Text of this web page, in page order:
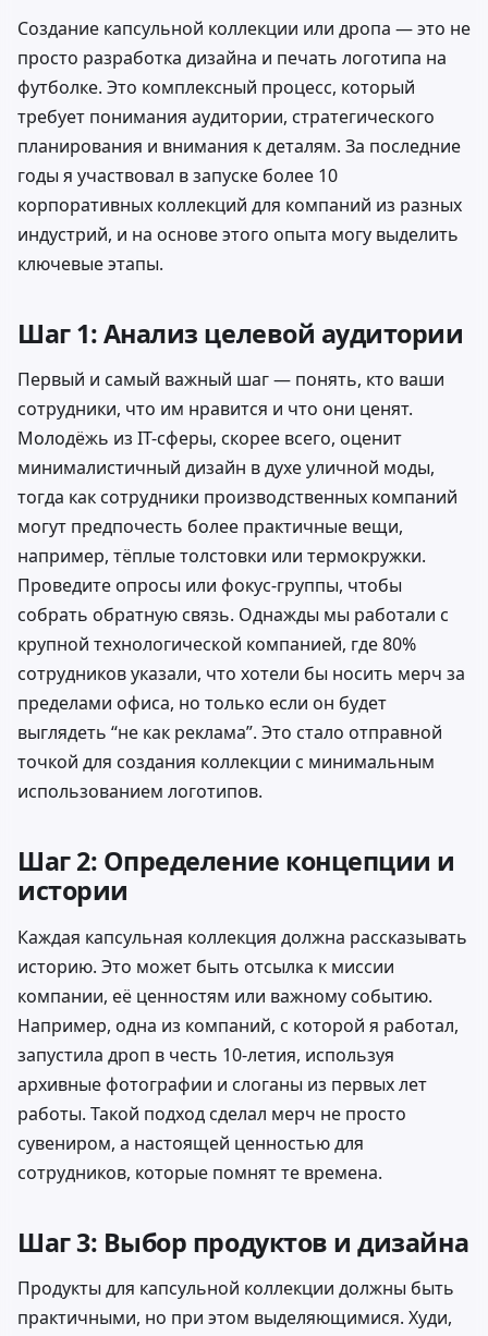
Создание капсульной коллекции или дропа — это не
просто разработка дизайна и печать логотипа на
футболке. Это комплексный процесс, который
требует понимания аудитории, стратегического
планирования и внимания к деталям. За последние
годы я участвовал в запуске более 10
корпоративных коллекций для компаний из разных
индустрий, и на основе этого опыта могу выделить
ключевые этапы.
Шаг 1: Анализ целевой аудитории
Первый и самый важный шаг — понять, кто ваши
сотрудники, что им нравится и что они ценят.
Молодёжь из IT-сферы, скорее всего, оценит
минималистичный дизайн в духе уличной моды,
тогда как сотрудники производственных компаний
могут предпочесть более практичные вещи,
например, тёплые толстовки или термокружки.
Проведите опросы или фокус-группы, чтобы
собрать обратную связь. Однажды мы работали с
крупной технологической компанией, где 80%
сотрудников указали, что хотели бы носить мерч за
пределами офиса, но только если он будет
выглядеть “не как реклама”. Это стало отправной
точкой для создания коллекции с минимальным
использованием логотипов.
Шаг 2: Определение концепции и
истории
Каждая капсульная коллекция должна рассказывать
историю. Это может быть отсылка к миссии
компании, её ценностям или важному событию.
Например, одна из компаний, с которой я работал,
запустила дроп в честь 10-летия, используя
архивные фотографии и слоганы из первых лет
работы. Такой подход сделал мерч не просто
сувениром, а настоящей ценностью для
сотрудников, которые помнят те времена.
Шаг 3: Выбор продуктов и дизайна
Продукты для капсульной коллекции должны быть
практичными, но при этом выделяющимися. Худи,